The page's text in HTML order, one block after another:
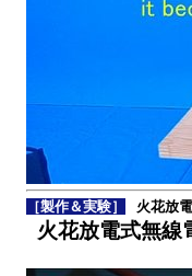
［製作＆実験］ 火花放
火花放電式無線